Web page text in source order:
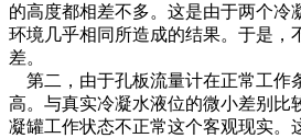
的高度都相差不多。这是由于两个冷
环境几乎相同所造成的结果。于是，
差。
第二，由于孔板流量计在正常工作
高。与真实冷凝水液位的微小差别比
凝罐工作状态不正常这个客观现实。